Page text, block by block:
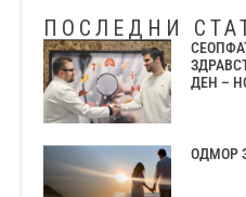
ПОСЛЕДНИ
ДЕН –
ОДМОР